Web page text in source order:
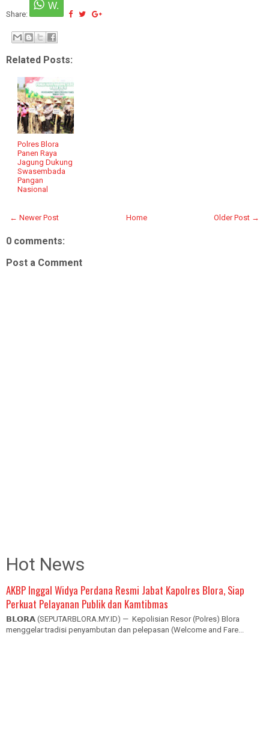
Share:
Related Posts:
Polres Blora
Panen Raya
Jagung Dukung
Swasembada
Pangan
Nasional
← Newer Post Older Post →
Home
0 comments:
Post a Comment
Hot News
AKBP Inggal Widya Perdana Resmi Jabat Kapolres Blora, Siap
Perkuat Pelayanan Publik dan Kamtibmas
𝗕𝗟𝗢𝗥𝗔 (SEPUTARBLORA.MY.ID) — Kepolisian Resor (Polres) Blora
menggelar tradisi penyambutan dan pelepasan (Welcome and Fare...